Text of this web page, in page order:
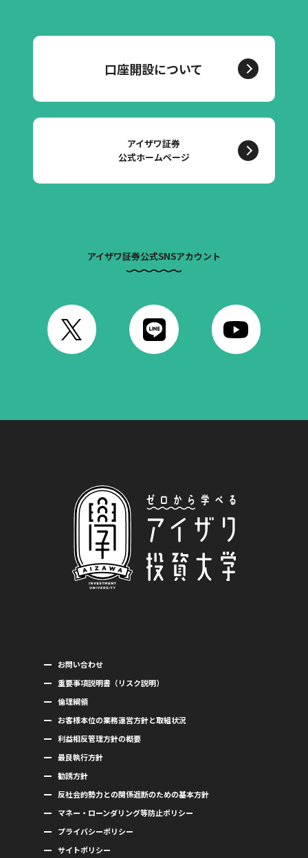
口座開設について
アイザワ証券
公式ホームページ
アイザワ証券公式SNSアカウント
お問い合わせ
重要事項説明書（リスク説明）
倫理綱領
お客様本位の業務運営方針と取組状況
利益相反管理方針の概要
最良執行方針
勧誘方針
反社会的勢力との関係遮断のための基本方針
マネー・ローンダリング等防止ポリシー
プライバシーポリシー
サイトポリシー